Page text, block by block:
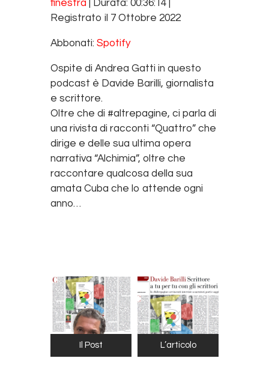
Spotify
RSS FEED
SHARE
finestra
Durata: 00:36:14
Registrato il 7 Ottobre 2022
Abbonati: Spotify
Ospite di Andrea Gatti in questo
podcast è Davide Barilli, giornalista
e scrittore.
Oltre che di #altrepagine, ci parla di
una rivista di racconti “Quattro” che
dirige e delle sua ultima opera
narrativa “Alchimia”, oltre che
raccontare qualcosa della sua
amata Cuba che lo attende ogni
anno…
Il Post L’articolo